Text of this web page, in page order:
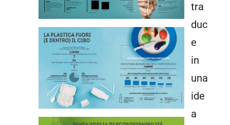
tra
duc
e
in
una
ide
a